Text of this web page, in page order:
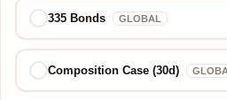
335 Bonds GLOBAL
Composition Case (30d)